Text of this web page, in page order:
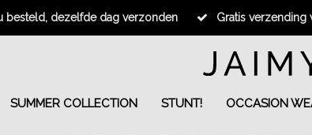
besteld, dezelfde dag verzonden Gratis verzending
SUMMER COLLECTION STUNT! OCCASION